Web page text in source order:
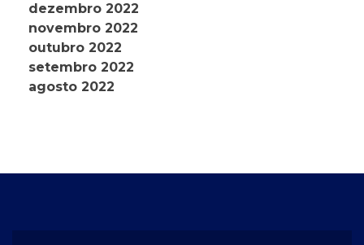
dezembro 2022
novembro 2022
outubro 2022
setembro 2022
agosto 2022